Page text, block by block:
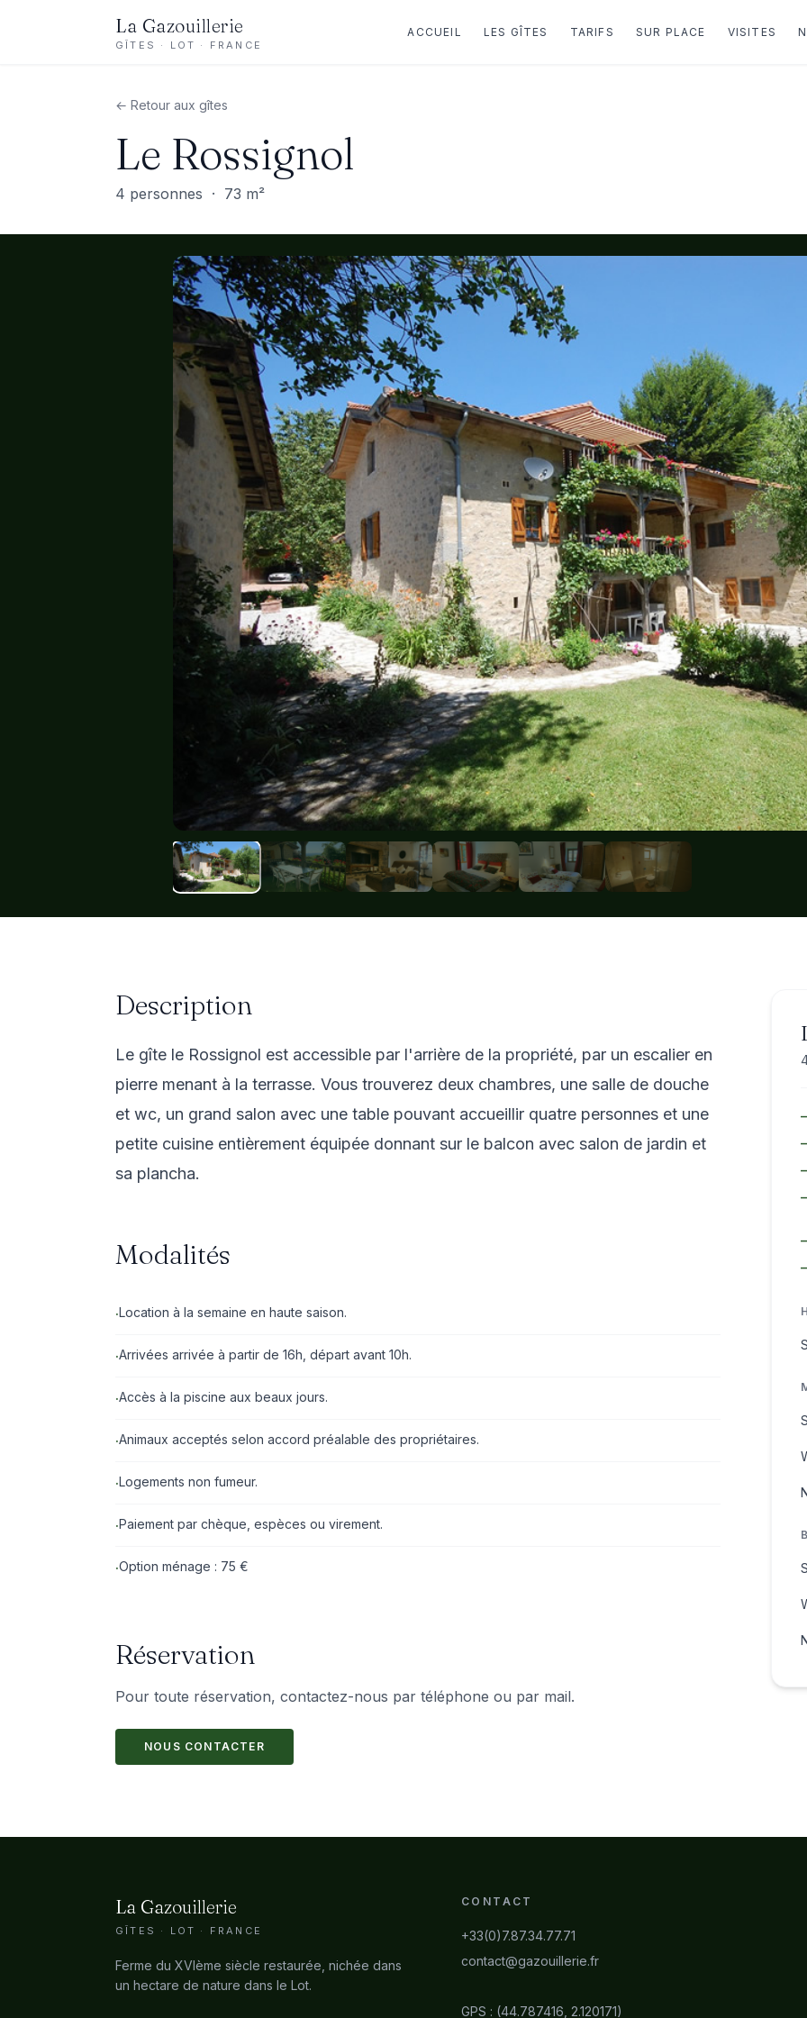
La Gazouillerie
GÎTES · LOT · FRANCE
ACCUEIL LES GÎTES TARIFS SUR PLACE VISITES
← Retour aux gîtes
Le Rossignol
4 personnes · 73 m²
Description
Le gîte le Rossignol est accessible par l'arrière de la propriété, par un escalier en
pierre menant à la terrasse. Vous trouverez deux chambres, une salle de douche
et wc, un grand salon avec une table pouvant accueillir quatre personnes et une
petite cuisine entièrement équipée donnant sur le balcon avec salon de jardin et
sa plancha.
Modalités
·Location à la semaine en haute saison.
·Arrivées arrivée à partir de 16h, départ avant 10h.
·Accès à la piscine aux beaux jours.
·Animaux acceptés selon accord préalable des propriétaires.
·Logements non fumeur.
·Paiement par chèque, espèces ou virement.
·Option ménage : 75 €
Réservation
Pour toute réservation, contactez-nous par téléphone ou par mail.
NOUS CONTACTER
La Gazouillerie
GÎTES · LOT · FRANCE
Ferme du XVIème siècle restaurée, nichée dans
un hectare de nature dans le Lot.
CONTACT
+33(0)7.87.34.77.71
contact@gazouillerie.fr
GPS : (44.787416, 2.120171)